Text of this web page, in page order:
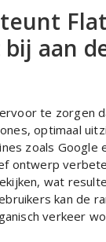
aan
te zorgen
optimaal
zoals
ontwerp
wat
kan de
verkeer